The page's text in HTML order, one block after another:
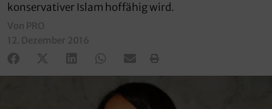
konservativer Islam hoffähig wird.
Von PRO
12. Dezember 2016